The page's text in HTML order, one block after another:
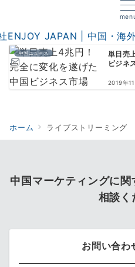
中国ニュース
単日売
ビジネ
2019年
ホーム ライブストリーミング
中国マーケティングに
相談く
お問い合わ